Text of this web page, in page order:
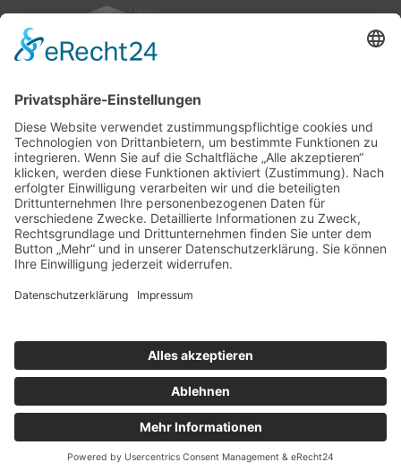
nach oben
Impressum|Datenschutz
Ihnen gefällt, was Sie lesen?
Dann teilen Sie es mit anderen!
X